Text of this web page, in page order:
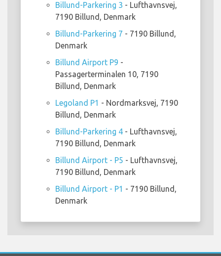
Billund-Parkering 3 - Lufthavnsvej,
7190 Billund, Denmark
Billund-Parkering 7 - 7190 Billund,
Denmark
Billund Airport P9 -
Passagerterminalen 10, 7190
Billund, Denmark
Legoland P1 - Nordmarksvej, 7190
Billund, Denmark
Billund-Parkering 4 - Lufthavnsvej,
7190 Billund, Denmark
Billund Airport - P5 - Lufthavnsvej,
7190 Billund, Denmark
Billund Airport - P1 - 7190 Billund,
Denmark